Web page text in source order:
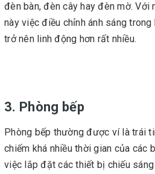
đèn bàn, đèn cây hay đèn mờ. Với
này việc điều chỉnh ánh sáng
trở nên linh động hơn rất nhiều.
3. Phòng bếp
Phòng bếp thường được ví là trái
chiếm khá nhiều thời gian của các
việc lắp đặt các thiết bị chiếu